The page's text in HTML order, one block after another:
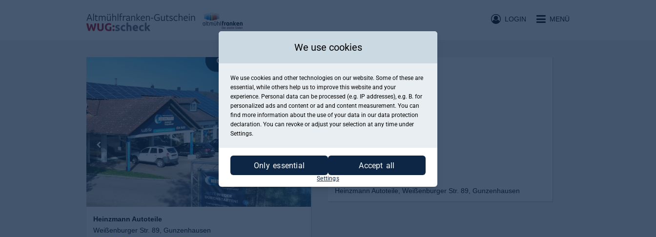
MENÜ
LOGIN
Heinzmann Autoteile
Weißenburger Str. 89, Gunzenhausen
Heinzmann Autoteile, Weißenburger Str. 89, Gunzenhausen
We use cookies
We use cookies and other technologies on our website. Some of these are
essential, while others help us to improve this website and your
experience. Personal data can be processed (e.g. IP addresses), e.g. B. for
personalized ads and content or ad and content measurement. You can
find more information about the use of your data in our data protection
declaration. You can revoke or adjust your selection at any time under
Settings.
Only essential Accept all
Settings